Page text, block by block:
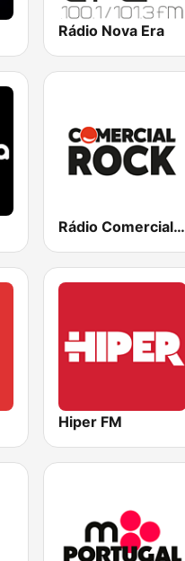
Rádio Nova Era
Rádio Comercial Rock
Hiper FM